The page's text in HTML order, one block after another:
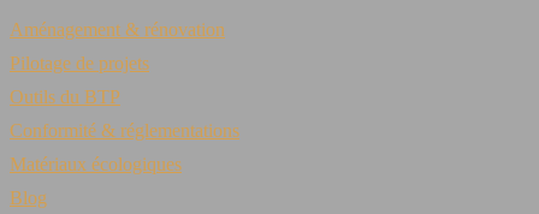
Aménagement & rénovation
Pilotage de projets
Outils du BTP
Conformité & réglementations
Matériaux écologiques
Blog